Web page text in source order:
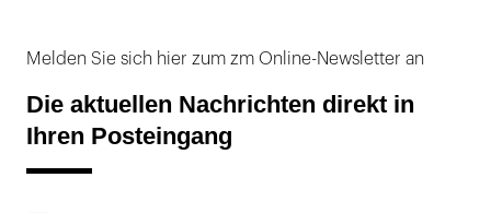
Melden Sie sich hier zum zm Online-Newsletter an
Die aktuellen Nachrichten direkt in
Ihren Posteingang